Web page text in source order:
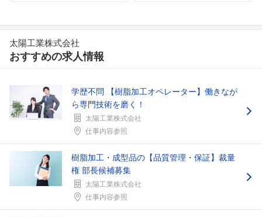
フォローしました
こちらの企業もフォローしませんか？
太陽工業株式会社
おすすめの求人情報
学歴不問 【樹脂加工オペレーター】働きなが
ら専門技術を磨く！
太陽工業株式会社
仕事内容参照
樹脂加工・成型品の【品質管理・保証】裁量
権 部長候補募集
太陽工業株式会社
仕事内容参照